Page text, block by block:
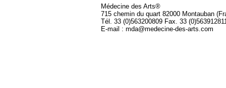
Médecine des Arts®
715 chemin du quart 82000 Montauban
Tél. 33 (0)563200809 Fax. 33
E-mail : mda@medecine-des-arts.com